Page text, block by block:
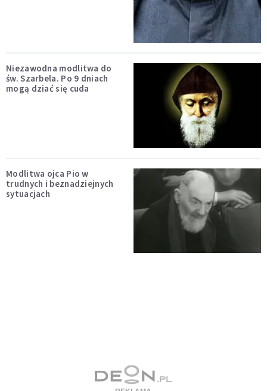
Niezawodna modlitwa do
św. Szarbela. Po 9 dniach
mogą dziać się cuda
Modlitwa ojca Pio w
trudnych i beznadziejnych
sytuacjach